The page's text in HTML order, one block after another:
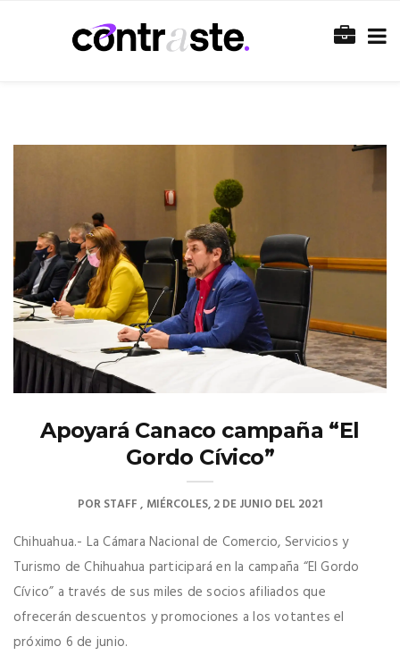
Apoyará Canaco campaña “El
Gordo Cívico”
PORSTAFF MIÉRCOLES, 2 DE JUNIO DEL 2021
Chihuahua.- La Cámara Nacional de Comercio, Servicios y
Turismo de Chihuahua participará en la campaña “El Gordo
Cívico” a través de sus miles de socios afiliados que
ofrecerán descuentos y promociones a los votantes el
próximo 6 de junio.